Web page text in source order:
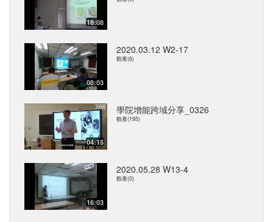
18:08
08:03
2020.03.12 W2-17
觀看(6)
04:15
學院增能跨域分享_0326
觀看(195)
16:03
2020.05.28 W13-4
觀看(0)